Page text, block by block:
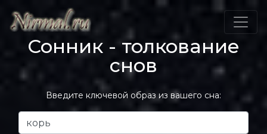
Сонник - толкование
снов
Введите ключевой образ из вашего сна: